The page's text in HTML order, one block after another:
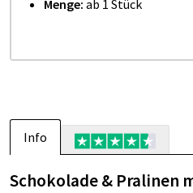
Menge: ab 1 Stück
Info
Schokolade & Pralinen